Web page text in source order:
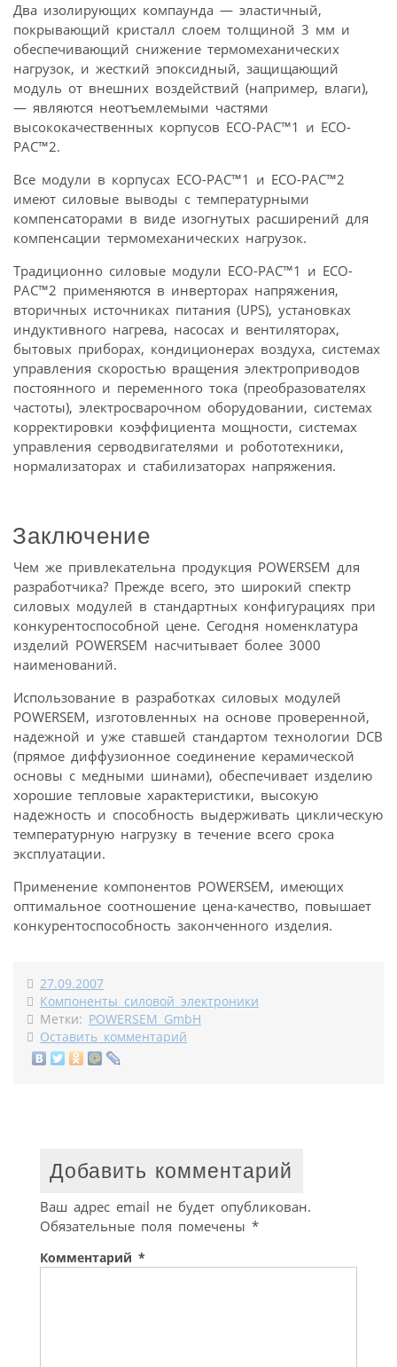
Два изолирующих компаунда — эластичный,
покрывающий кристалл слоем толщиной 3 мм и
обеспечивающий снижение термомеханических
нагрузок, и жесткий эпоксидный, защищающий
модуль от внешних воздействий (например, влаги),
— являются неотъемлемыми частями
высококачественных корпусов ECO-PAC™1 и ECO-
PAC™2.
Все модули в корпусах ECO-PAC™1 и ECO-PAC™2
имеют силовые выводы с температурными
компенсаторами в виде изогнутых расширений для
компенсации термомеханических нагрузок.
Традиционно силовые модули ECO-PAC™1 и ECO-
PAC™2 применяются в инверторах напряжения,
вторичных источниках питания (UPS), установках
индуктивного нагрева, насосах и вентиляторах,
бытовых приборах, кондиционерах воздуха, системах
управления скоростью вращения электроприводов
постоянного и переменного тока (преобразователях
частоты), электросварочном оборудовании, системах
корректировки коэффициента мощности, системах
управления серводвигателями и робототехники,
нормализаторах и стабилизаторах напряжения.
Заключение
Чем же привлекательна продукция POWERSEM для
разработчика? Прежде всего, это широкий спектр
силовых модулей в стандартных конфигурациях при
конкурентоспособной цене. Сегодня номенклатура
изделий POWERSEM насчитывает более 3000
наименований.
Использование в разработках силовых модулей
POWERSEM, изготовленных на основе проверенной,
надежной и уже ставшей стандартом технологии DCB
(прямое диффузионное соединение керамической
основы с медными шинами), обеспечивает изделию
хорошие тепловые характеристики, высокую
надежность и способность выдерживать циклическую
температурную нагрузку в течение всего срока
эксплуатации.
Применение компонентов POWERSEM, имеющих
оптимальное соотношение цена-качество, повышает
конкурентоспособность законченного изделия.
27.09.2007
Компоненты силовой электроники
Метки: POWERSEM GmbH
Оставить комментарий
Добавить комментарий
Ваш адрес email не будет опубликован.
Обязательные поля помечены *
Комментарий *